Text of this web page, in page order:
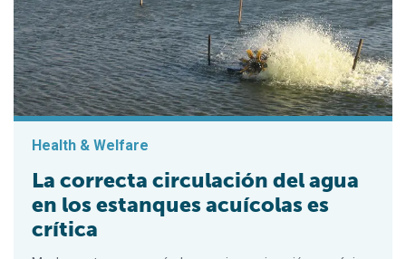
Health & Welfare
La correcta circulación del agua
en los estanques acuícolas es
crítica